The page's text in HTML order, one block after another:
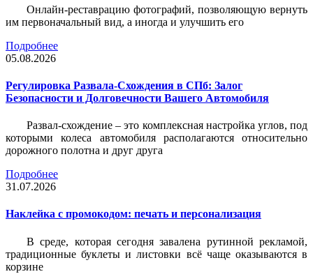
Онлайн-реставрацию фотографий, позволяющую вернуть
им первоначальный вид, а иногда и улучшить его
Подробнее
05.08.2026
Регулировка Развала-Схождения в СПб: Залог
Безопасности и Долговечности Вашего Автомобиля
Развал-схождение – это комплексная настройка углов, под
которыми колеса автомобиля располагаются относительно
дорожного полотна и друг друга
Подробнее
31.07.2026
Наклейка c промокодом: печать и персонализация
В среде, которая сегодня завалена рутинной рекламой,
традиционные буклеты и листовки всё чаще оказываются в
корзине